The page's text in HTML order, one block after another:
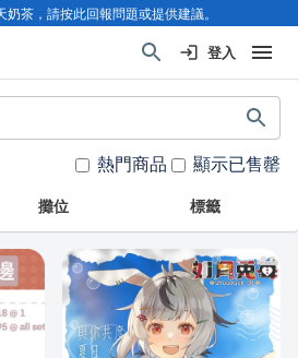
茶，請按此回報問題或提供建議。
登入
熱門商品 顯示已售罄
攤位 標籤